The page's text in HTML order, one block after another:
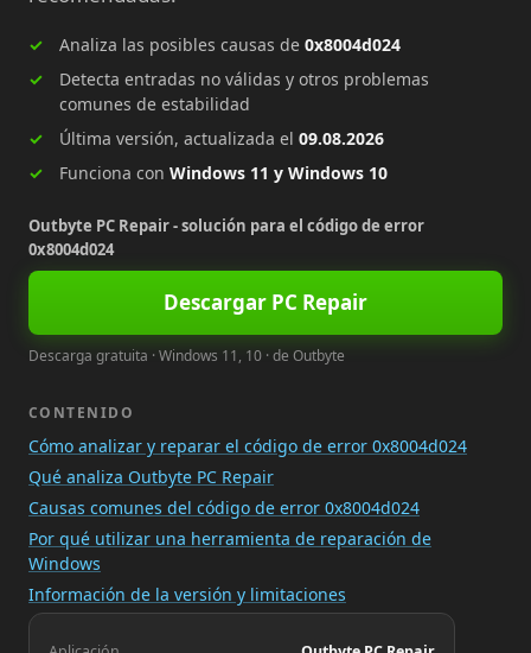
Analiza las posibles causas de 0x8004d024
Detecta entradas no válidas y otros problemas
comunes de estabilidad
Última versión, actualizada el 09.08.2026
Funciona con Windows 11 y Windows 10
Outbyte PC Repair - solución para el código de error
0x8004d024
Descargar PC Repair
Descarga gratuita · Windows 11, 10 · de Outbyte
CONTENIDO
Cómo analizar y reparar el código de error 0x8004d024
Qué analiza Outbyte PC Repair
Causas comunes del código de error 0x8004d024
Por qué utilizar una herramienta de reparación de
Windows
Información de la versión y limitaciones